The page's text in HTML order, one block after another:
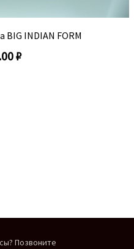
INDIAN FORM
₽
Позвоните